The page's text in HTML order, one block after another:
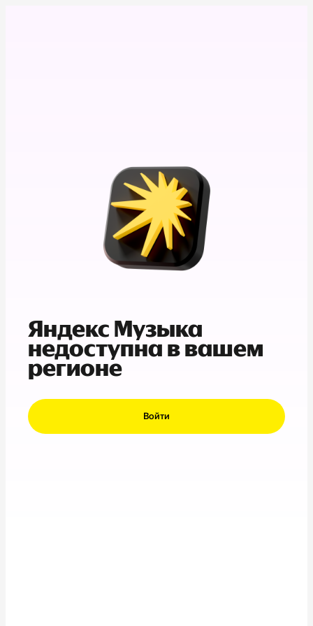
Яндекс Музыка
недоступна в вашем
регионе
Войти